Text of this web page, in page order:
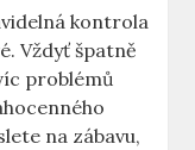
kontrola
Vždyť špatně
problémů
na zábavu,